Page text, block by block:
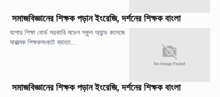
সমাজবিজ্ঞানের শিক্ষক পড়ান ইংরেজি, দর্শনের শিক্ষক বাংলা
যশোর শিক্ষা বোর্ড সরকারি মডেল স্কুল অ্যান্ড কলেজে
মারাত্মক শিক্ষকসংকটে ব্যাহত...
সমাজবিজ্ঞানের শিক্ষক পড়ান ইংরেজি, দর্শনের শিক্ষক বাংলা